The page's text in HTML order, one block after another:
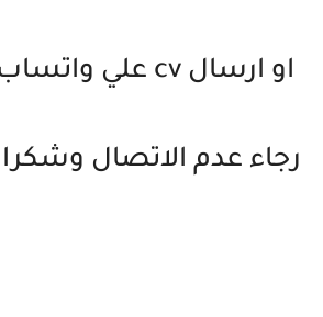
او ارسال cv علي واتساب
رجاء عدم الاتصال وشكرا